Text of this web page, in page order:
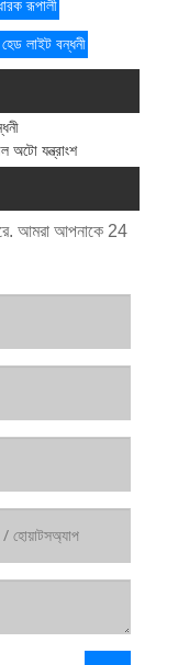
রূপালী
হেড লাইট বন্ধনী
অটো যন্ত্রাংশ
আমরা আপনাকে 24